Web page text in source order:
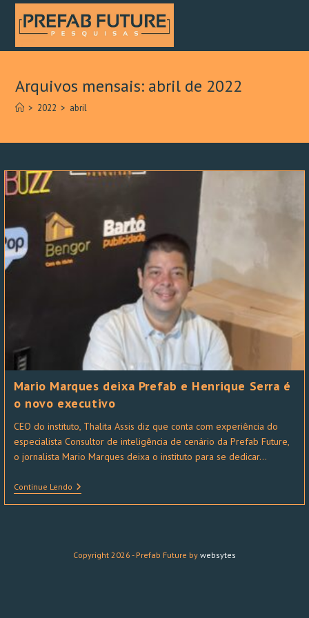
Arquivos mensais: abril de 2022
> 2022 > abril
Mario Marques deixa Prefab e Henrique Serra é
o novo executivo
CEO do instituto, Thalita Assis diz que conta com experiência do
especialista Consultor de inteligência de cenário da Prefab Future,
o jornalista Mario Marques deixa o instituto para se dedicar…
Continue Lendo
Copyright 2026 - Prefab Future by websytes